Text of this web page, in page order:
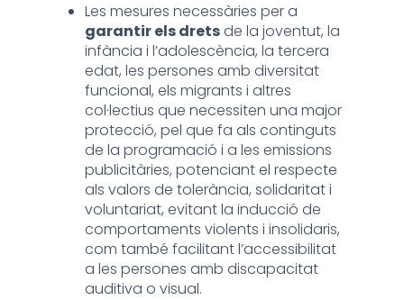
Les mesures necessàries per a
garantir els dretsde la joventut, la
infància i l’adolescència, la tercera
edat, les persones amb diversitat
funcional, els migrants i altres
col·lectius que necessiten una major
protecció, pel que fa als continguts
de la programació i a les emissions
publicitàries, potenciant el respecte
als valors de tolerància, solidaritat i
voluntariat, evitant la inducció de
comportaments violents i insolidaris,
com també facilitant l’accessibilitat
a les persones amb discapacitat
auditiva o visual.